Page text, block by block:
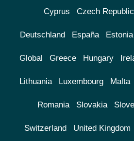
Cyprus Czech Republic
Deutschland España Estonia
Global Greece Hungary
Lithuania Luxembourg Malta
Romania Slovakia
Switzerland United Kingdom